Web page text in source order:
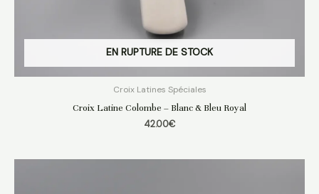
EN RUPTURE DE STOCK
Croix Latines Spéciales
Croix Latine Colombe – Blanc & Bleu Royal
42.00€